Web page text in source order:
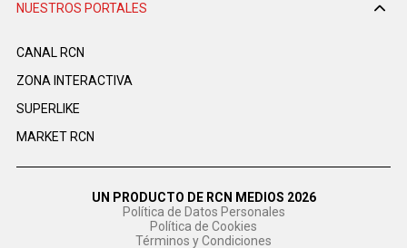
NUESTROS PORTALES
CANAL RCN
ZONA INTERACTIVA
SUPERLIKE
MARKET RCN
UN PRODUCTO DE RCN MEDIOS 2026
Política de Datos Personales
Política de Cookies
Términos y Condiciones